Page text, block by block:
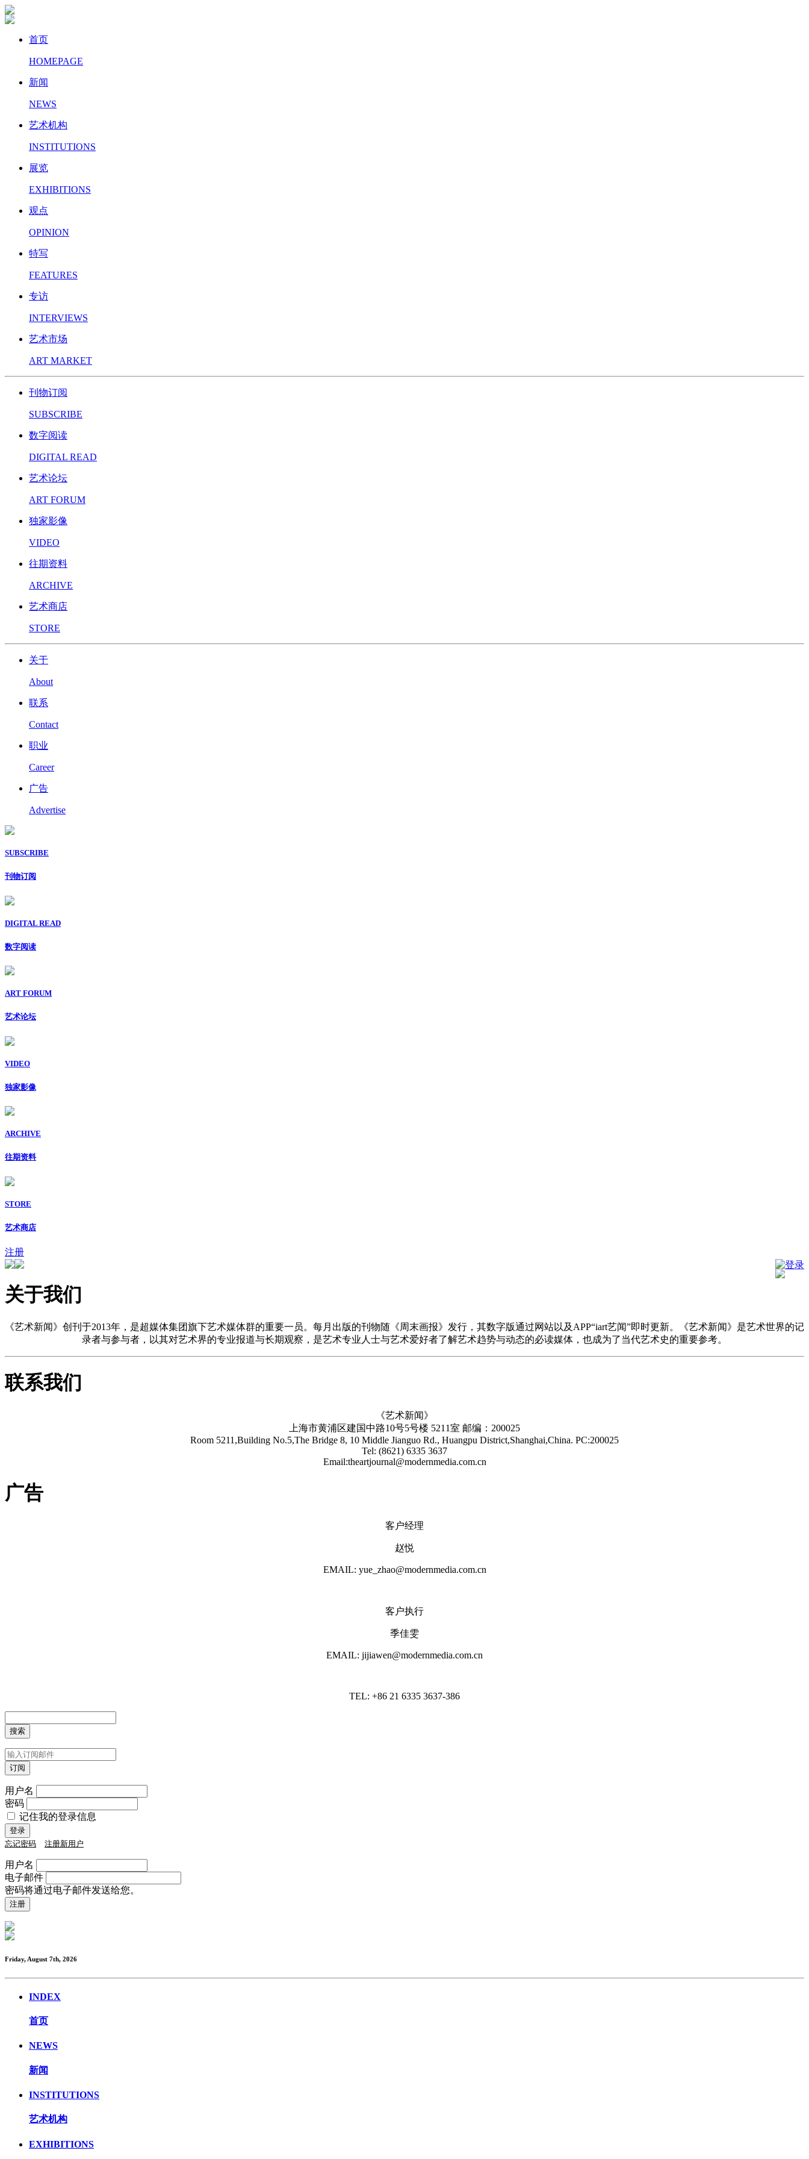
首页
HOMEPAGE
新闻
NEWS
艺术机构
INSTITUTIONS
展览
EXHIBITIONS
观点
OPINION
特写
FEATURES
专访
INTERVIEWS
艺术市场
ART MARKET
刊物订阅
SUBSCRIBE
数字阅读
DIGITAL READ
艺术论坛
ART FORUM
独家影像
VIDEO
往期资料
ARCHIVE
艺术商店
STORE
关于
About
联系
Contact
职业
Career
广告
Advertise
SUBSCRIBE
刊物订阅
DIGITAL READ
数字阅读
ART FORUM
艺术论坛
VIDEO
独家影像
ARCHIVE
往期资料
STORE
艺术商店
注册
登录
关于我们
《艺术新闻》创刊于2013年，是超媒体集团旗下艺术媒体群的重要一员。每月出版的刊物随《周末画报》发行，其数字版通过网站以及APP“iart艺闻”即时更新。《艺术新闻》是艺术世界的记
录者与参与者，以其对艺术界的专业报道与长期观察，是艺术专业人士与艺术爱好者了解艺术趋势与动态的必读媒体，也成为了当代艺术史的重要参考。
联系我们
《艺术新闻》
上海市黄浦区建国中路10号5号楼 5211室 邮编：200025
Room 5211,Building No.5,The Bridge 8, 10 Middle Jianguo Rd., Huangpu District,Shanghai,China. PC:200025
Tel: (8621) 6335 3637
Email:theartjournal@modernmedia.com.cn
广告
客户经理
赵悦
EMAIL: yue_zhao@modernmedia.com.cn
客户执行
季佳雯
EMAIL: jijiawen@modernmedia.com.cn
TEL: +86 21 6335 3637-386
用户名
密码
记住我的登录信息
忘记密码 注册新用户
用户名
电子邮件
密码将通过电子邮件发送给您。
Friday, August 7th, 2026
INDEX
首页
NEWS
新闻
INSTITUTIONS
艺术机构
EXHIBITIONS